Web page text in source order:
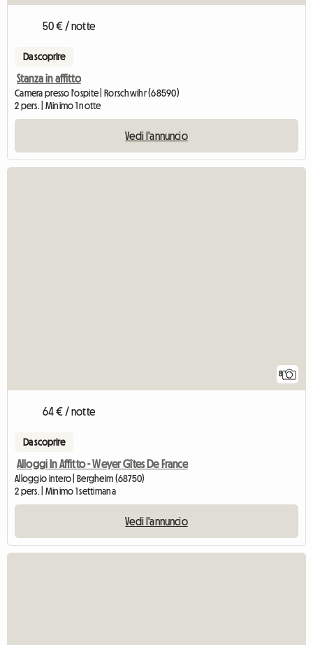
50 € / notte
Da scoprire
Stanza in affitto
Camera presso l'ospite | Rorschwihr (68590)
2 pers. | Minimo 1 notte
Vedi l'annuncio
8
64 € / notte
Da scoprire
Alloggi In Affitto - Weyer Gîtes De France
Alloggio intero | Bergheim (68750)
2 pers. | Minimo 1 settimana
Vedi l'annuncio